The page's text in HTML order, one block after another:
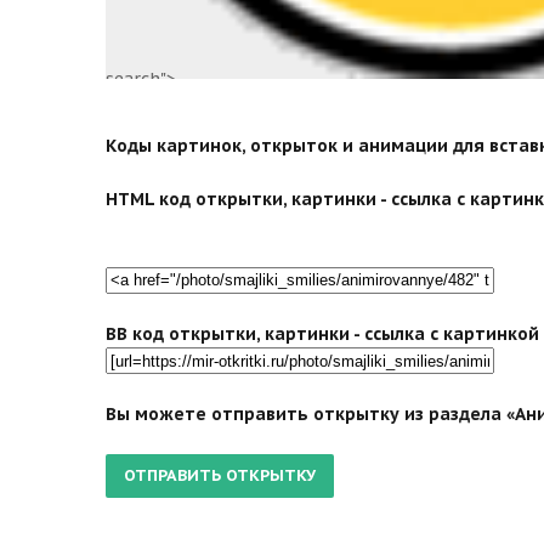
search">
Коды картинок, открыток и анимации для
HTML код открытки, картинки - ссылка с
BB код открытки, картинки - ссылка с
Вы можете отправить открытку из раздела